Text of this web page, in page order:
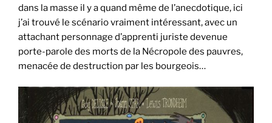
dans la masse il y a quand même de l’anecdotique, ici
j’ai trouvé le scénario vraiment intéressant, avec un
attachant personnage d’apprenti juriste devenue
porte-parole des morts de la Nécropole des pauvres,
menacée de destruction par les bourgeois…